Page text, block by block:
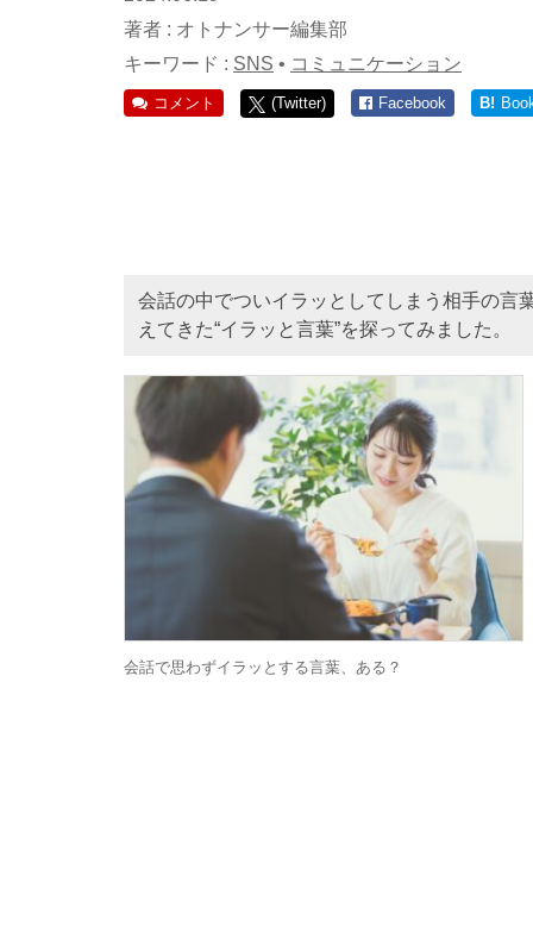
著者 : オトナンサー編集部
キーワード : SNS • コミュニケーション
コメント (Twitter) Facebook B!
会話の中でついイラッとしてしまう相手の言
えてきた“イラッと言葉”を探ってみました。
会話で思わずイラッとする言葉、ある？